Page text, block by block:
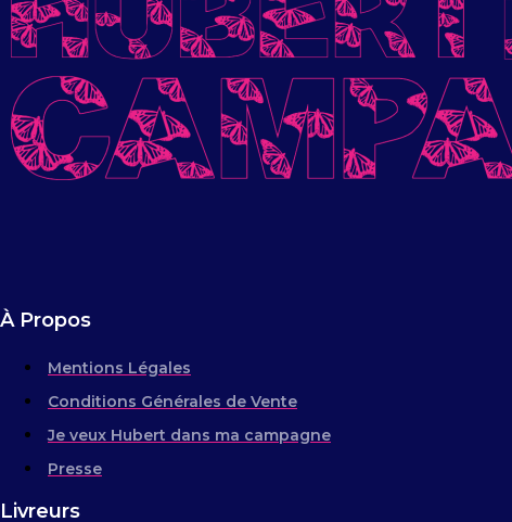
À Propos
Mentions Légales
Conditions Générales de Vente
Je veux Hubert dans ma campagne
Presse
Livreurs